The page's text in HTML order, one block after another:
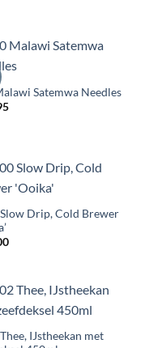
Satemwa Needles
Drip, Cold Brewer
IJstheekan met